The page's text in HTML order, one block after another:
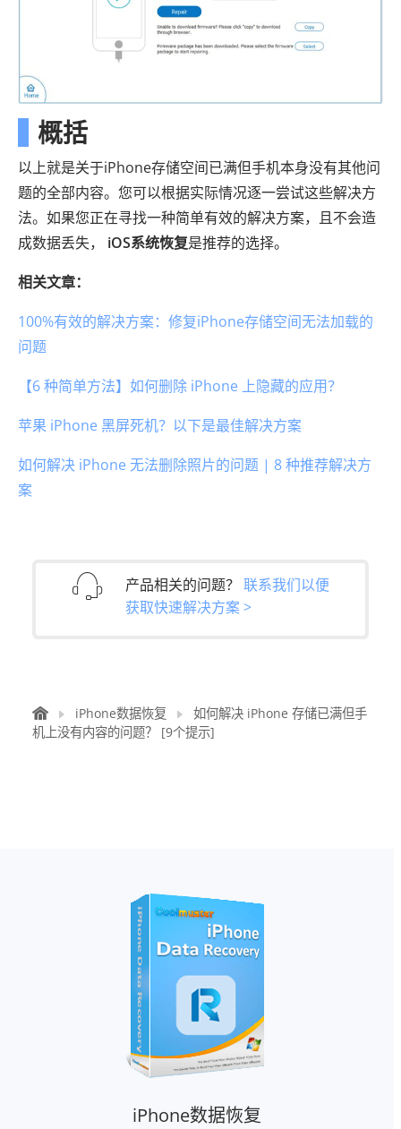
概括
以上就是关于iPhone存储空间已满但手机本身没有其他问
题的全部内容。您可以根据实际情况逐一尝试这些解决方
法。如果您正在寻找一种简单有效的解决方案，且不会造
成数据丢失， iOS系统恢复是推荐的选择。
相关文章：
100%有效的解决方案：修复iPhone存储空间无法加载的
问题
【6 种简单方法】如何删除 iPhone 上隐藏的应用？
苹果 iPhone 黑屏死机？以下是最佳解决方案
如何解决 iPhone 无法删除照片的问题 | 8 种推荐解决方
案
产品相关的问题？ 联系我们以便
获取快速解决方案 >
iPhone数据恢复
如何解决 iPhone 存储已满但手
机上没有内容的问题？ [9个提示]
iPhone数据恢复